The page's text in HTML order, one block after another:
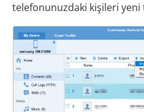
telefonunuzdaki kişileri yeni